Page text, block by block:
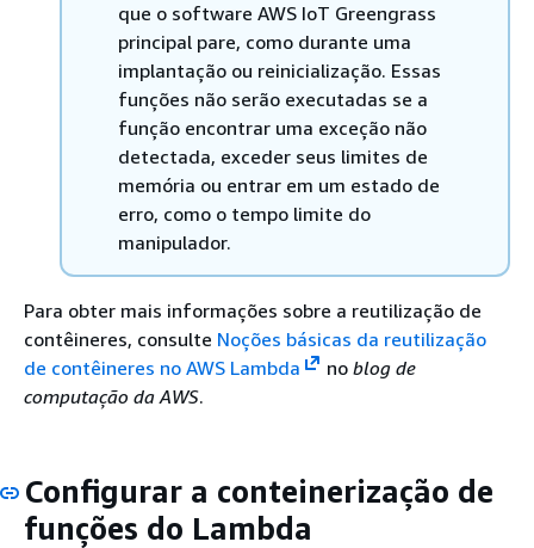
que o software AWS IoT Greengrass
principal pare, como durante uma
implantação ou reinicialização. Essas
funções não serão executadas se a
função encontrar uma exceção não
detectada, exceder seus limites de
memória ou entrar em um estado de
erro, como o tempo limite do
manipulador.
Para obter mais informações sobre a reutilização de
contêineres, consulte Noções básicas da reutilização
de contêineres no AWS Lambda
no blog de
computação da AWS.
Configurar a conteinerização de
funções do Lambda